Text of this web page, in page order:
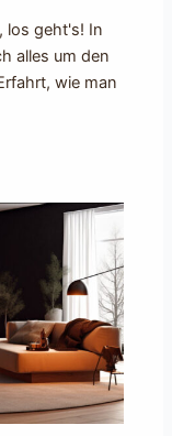
los geht's! In
alles um den
wie man